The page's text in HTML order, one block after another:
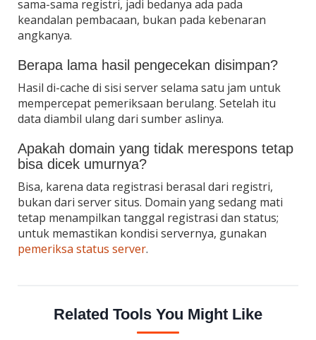
sama-sama registri, jadi bedanya ada pada
keandalan pembacaan, bukan pada kebenaran
angkanya.
Berapa lama hasil pengecekan disimpan?
Hasil di-cache di sisi server selama satu jam untuk
mempercepat pemeriksaan berulang. Setelah itu
data diambil ulang dari sumber aslinya.
Apakah domain yang tidak merespons tetap
bisa dicek umurnya?
Bisa, karena data registrasi berasal dari registri,
bukan dari server situs. Domain yang sedang mati
tetap menampilkan tanggal registrasi dan status;
untuk memastikan kondisi servernya, gunakan
pemeriksa status server.
Related Tools You Might Like